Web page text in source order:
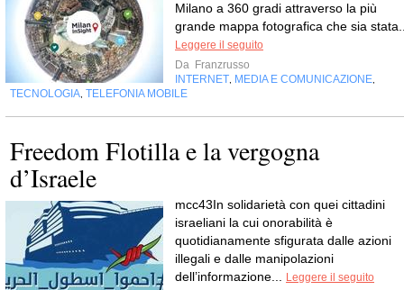
Milano a 360 gradi attraverso la più
grande mappa fotografica che sia
Leggere il seguito
Da Franzrusso
INTERNET MEDIA E COMUNICAZIONE
TECNOLOGIA TELEFONIA MOBILE
Freedom Flotilla e la vergogna
d’Israele
mcc43In solidarietà con quei cittadini
israeliani la cui onorabilità è
quotidianamente sfigurata dalle azioni
illegali e dalle manipolazioni
dell’informazione...
Leggere il seguito